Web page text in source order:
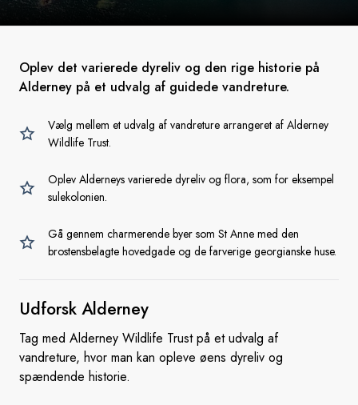
Oplev det varierede dyreliv og den rige historie på
Alderney på et udvalg af guidede vandreture.
Vælg mellem et udvalg af vandreture arrangeret af Alderney
Wildlife Trust.
Oplev Alderneys varierede dyreliv og flora, som for eksempel
sulekolonien.
Gå gennem charmerende byer som St Anne med den
brostensbelagte hovedgade og de farverige georgianske huse.
Udforsk Alderney
Tag med Alderney Wildlife Trust på et udvalg af
vandreture, hvor man kan opleve øens dyreliv og
spændende historie.